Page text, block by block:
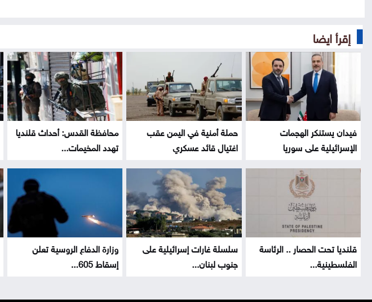
إقرأ ايضا
فيدان يستنكر الهجمات
الإسرائيلية على سوريا
حملة أمنية في اليمن عقب
اغتيال قائد عسكري
محافظة القدس: أحداث قلنديا
تهدد المخيمات...
قلنديا تحت الحصار .. الرئاسة
الفلسطينية...
سلسلة غارات إسرائيلية على
جنوب لبنان...
وزارة الدفاع الروسية تعلن
إسقاط 605...